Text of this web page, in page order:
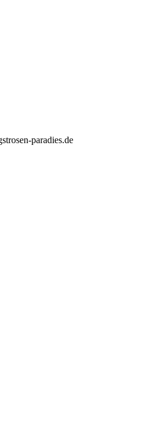
paradies.de